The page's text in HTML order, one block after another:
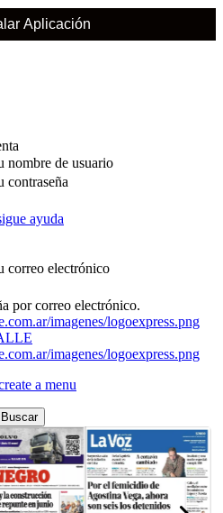
Aplicación
nombre de usuario
contraseña
ayuda
correo electrónico
por correo electrónico.
a menu